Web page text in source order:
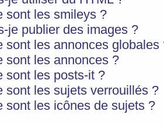
sont les smileys ?
je publier des images ?
sont les annonces globales
sont les annonces ?
sont les posts-it ?
sont les sujets verrouillés ?
sont les icônes de sujets ?